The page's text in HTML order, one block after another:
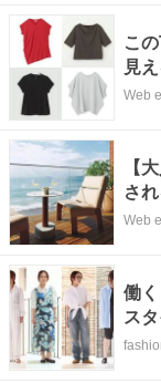
こ
見
Web
【
さ
Web
働
ス